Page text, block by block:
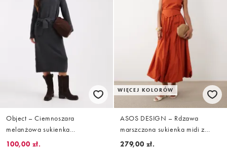
Object – Ciemnoszara
melanżowa sukienka
dzianinowa midi z ozdobnymi
100,00 zł.
WIĘCEJ KOLORÓW
ASOS DESIGN – Rdzawa
marszczona sukienka midi z
dekoltem bandeau
279,00 zł.